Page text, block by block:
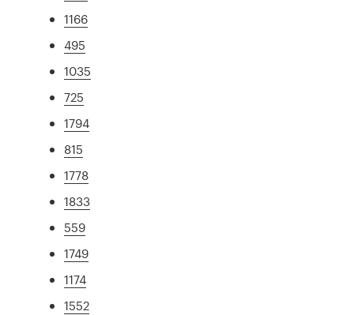
1166
495
1035
725
1794
815
1778
1833
559
1749
1174
1552